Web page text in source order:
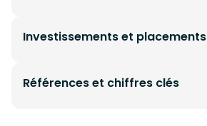
Investissements et placements
Références et chiffres clés